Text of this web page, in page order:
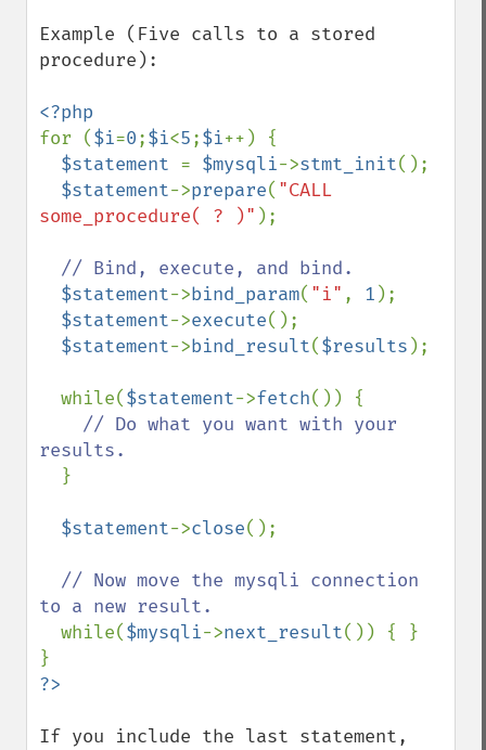
Example (Five calls to a stored
procedure):
for ($i=0;$i<5;$i++) {
$statement = $mysqli->stmt_init();
$statement->prepare( "CALL
some_procedure( ? )" );
// Bind, execute, and bind.
$statement->bind_param( "i" , 1 );
$statement->execute();
$statement->bind_result($results );
  while(
$statement->fetch()) {
// Do what you want with your
results.
}
$statement->close();
// Now move the mysqli connection
to a new result.
while($mysqli->next_result()) { }
If you include the last statement,